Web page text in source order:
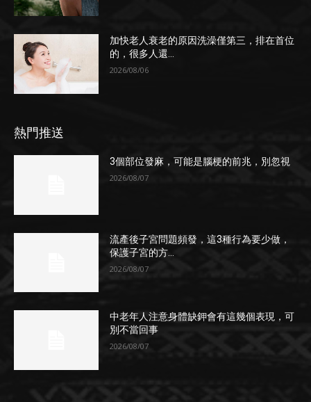
加快老人衰老的原因洗澡僅第三，排在首位
的，很多人還...
2026/08/06
熱門推送
3個部位發麻，可能是腦梗的前兆，別忽視
2026/08/07
流產後子宮問題頻發，這3種行為要少做，
保護子宮的方...
2026/08/07
中老年人注意身體缺鉀會有這幾個表現，可
別不當回事
2026/08/07